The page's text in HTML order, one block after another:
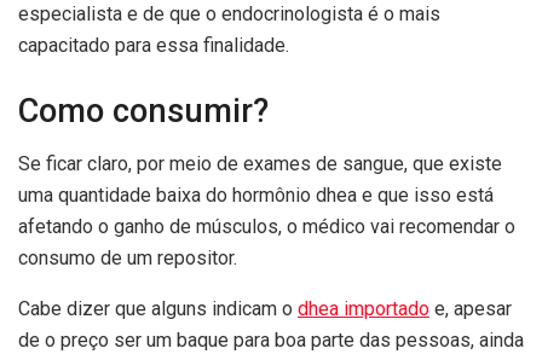
especialista e de que o endocrinologista é o mais
capacitado para essa finalidade.
Como consumir?
Se ficar claro, por meio de exames de sangue, que existe
uma quantidade baixa do hormônio dhea e que isso está
afetando o ganho de músculos, o médico vai recomendar o
consumo de um repositor.
Cabe dizer que alguns indicam o dhea importado e, apesar
de o preço ser um baque para boa parte das pessoas, ainda